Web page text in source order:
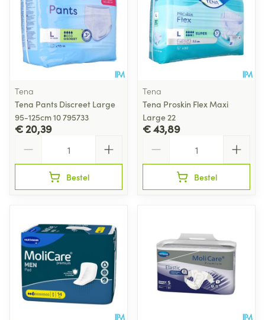
Tena
Tena Pants Discreet Large
95-125cm 10 795733
€ 20,39
Bestel
Tena
Tena Proskin Flex Maxi
Large 22
€ 43,89
Bestel